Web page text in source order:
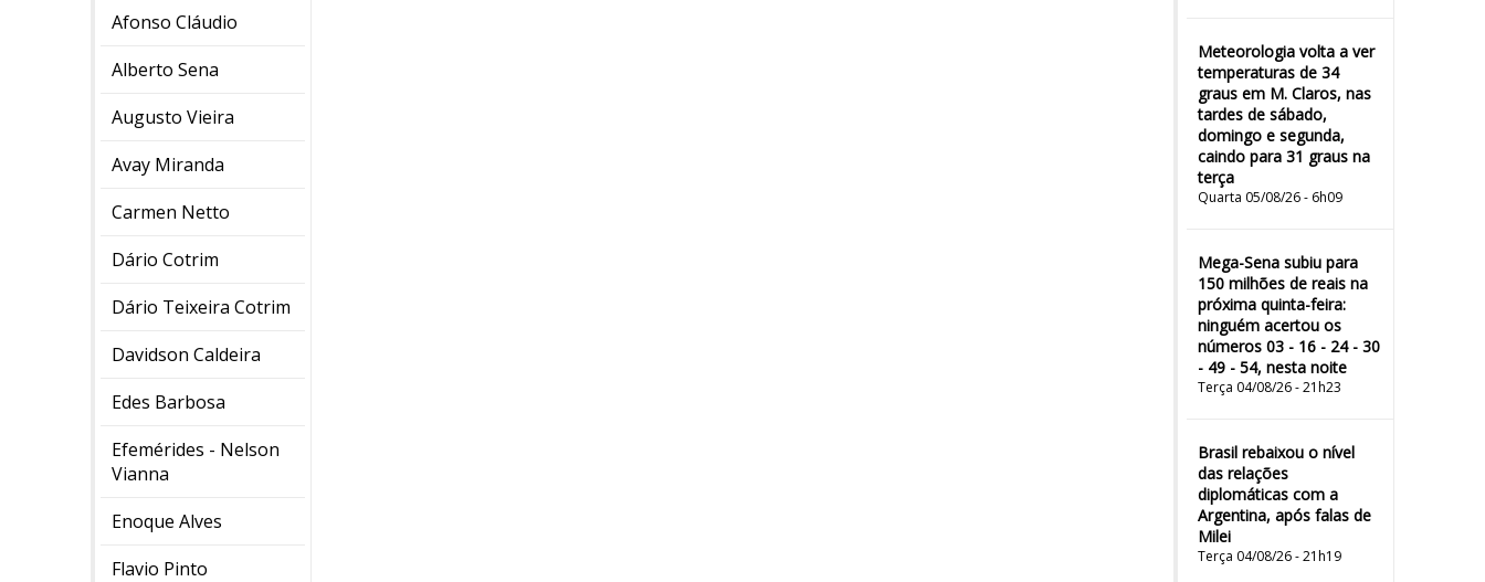
Afonso Cláudio
Alberto Sena
Augusto Vieira
Avay Miranda
Carmen Netto
Dário Cotrim
Dário Teixeira Cotrim
Davidson Caldeira
Edes Barbosa
Efemérides - Nelson
Vianna
Enoque Alves
Flavio Pinto
Meteorologia volta a ver
temperaturas de 34
graus em M. Claros, nas
tardes de sábado,
domingo e segunda,
caindo para 31 graus na
terça
Quarta 05/08/26 - 6h09
Mega-Sena subiu para
150 milhões de reais na
próxima quinta-feira:
ninguém acertou os
números 03 - 16 - 24 - 30
- 49 - 54, nesta noite
Terça 04/08/26 - 21h23
Brasil rebaixou o nível
das relações
diplomáticas com a
Argentina, após falas de
Milei
Terça 04/08/26 - 21h19